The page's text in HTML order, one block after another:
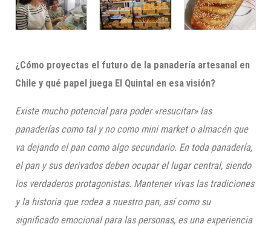
¿Cómo proyectas el futuro de la panadería artesanal en
Chile y qué papel juega El Quintal en esa visión?
Existe mucho potencial para poder «resucitar» las
panaderías como tal y no como mini market o almacén que
va dejando el pan como algo secundario. En toda panadería,
el pan y sus derivados deben ocupar el lugar central, siendo
los verdaderos protagonistas. Mantener vivas las tradiciones
y la historia que rodea a nuestro pan, así como su
significado emocional para las personas, es una experiencia